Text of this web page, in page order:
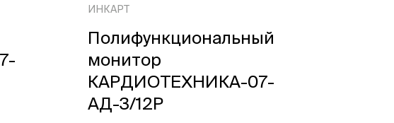
ИНКАРТ
Полифункциональный
монитор
КАРДИОТЕХНИКА-07-
АД-3/12Р